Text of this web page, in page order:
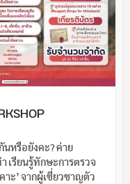
หรือยังคะ? ค่าย
เรียนรู้ทักษะการตรวจ
าะ’ จากผู้เชี่ยวชาญตัว